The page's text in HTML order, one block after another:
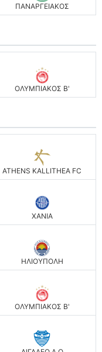
ΠΑΝΑΡΓΕΙΑΚΟΣ
ΟΛΥΜΠΙΑΚΟΣ Β'
ATHENS KALLITHEA FC
ΧΑΝΙΑ
ΗΛΙΟΥΠΟΛΗ
ΟΛΥΜΠΙΑΚΟΣ Β'